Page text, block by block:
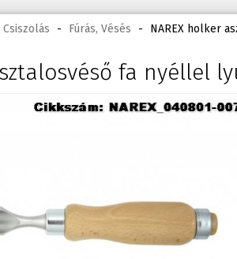
Csiszolás - Fúrás, Vésés - NAREX holker
fa nyéllel